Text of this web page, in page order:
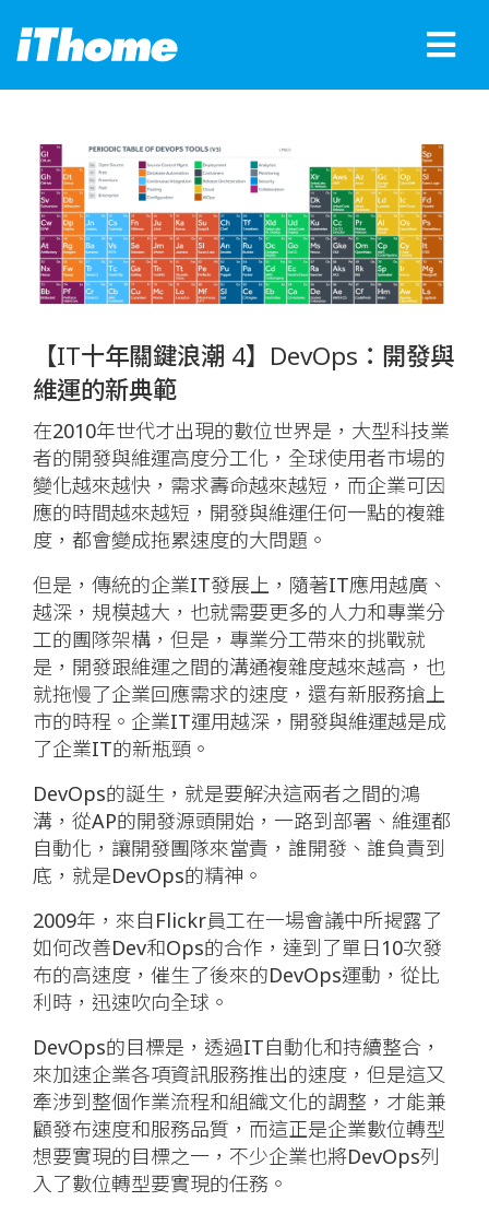
【IT十年關鍵浪潮 4】DevOps：開發與
維運的新典範
在2010年世代才出現的數位世界是，大型科技業
者的開發與維運高度分工化，全球使用者市場的
變化越來越快，需求壽命越來越短，而企業可因
應的時間越來越短，開發與維運任何一點的複雜
度，都會變成拖累速度的大問題。
但是，傳統的企業IT發展上，隨著IT應用越廣、
越深，規模越大，也就需要更多的人力和專業分
工的團隊架構，但是，專業分工帶來的挑戰就
是，開發跟維運之間的溝通複雜度越來越高，也
就拖慢了企業回應需求的速度，還有新服務搶上
市的時程。企業IT運用越深，開發與維運越是成
了企業IT的新瓶頸。
DevOps的誕生，就是要解決這兩者之間的鴻
溝，從AP的開發源頭開始，一路到部署、維運都
自動化，讓開發團隊來當責，誰開發、誰負責到
底，就是DevOps的精神。
2009年，來自Flickr員工在一場會議中所揭露了
如何改善Dev和Ops的合作，達到了單日10次發
布的高速度，催生了後來的DevOps運動，從比
利時，迅速吹向全球。
DevOps的目標是，透過IT自動化和持續整合，
來加速企業各項資訊服務推出的速度，但是這又
牽涉到整個作業流程和組織文化的調整，才能兼
顧發布速度和服務品質，而這正是企業數位轉型
想要實現的目標之一，不少企業也將DevOps列
入了數位轉型要實現的任務。